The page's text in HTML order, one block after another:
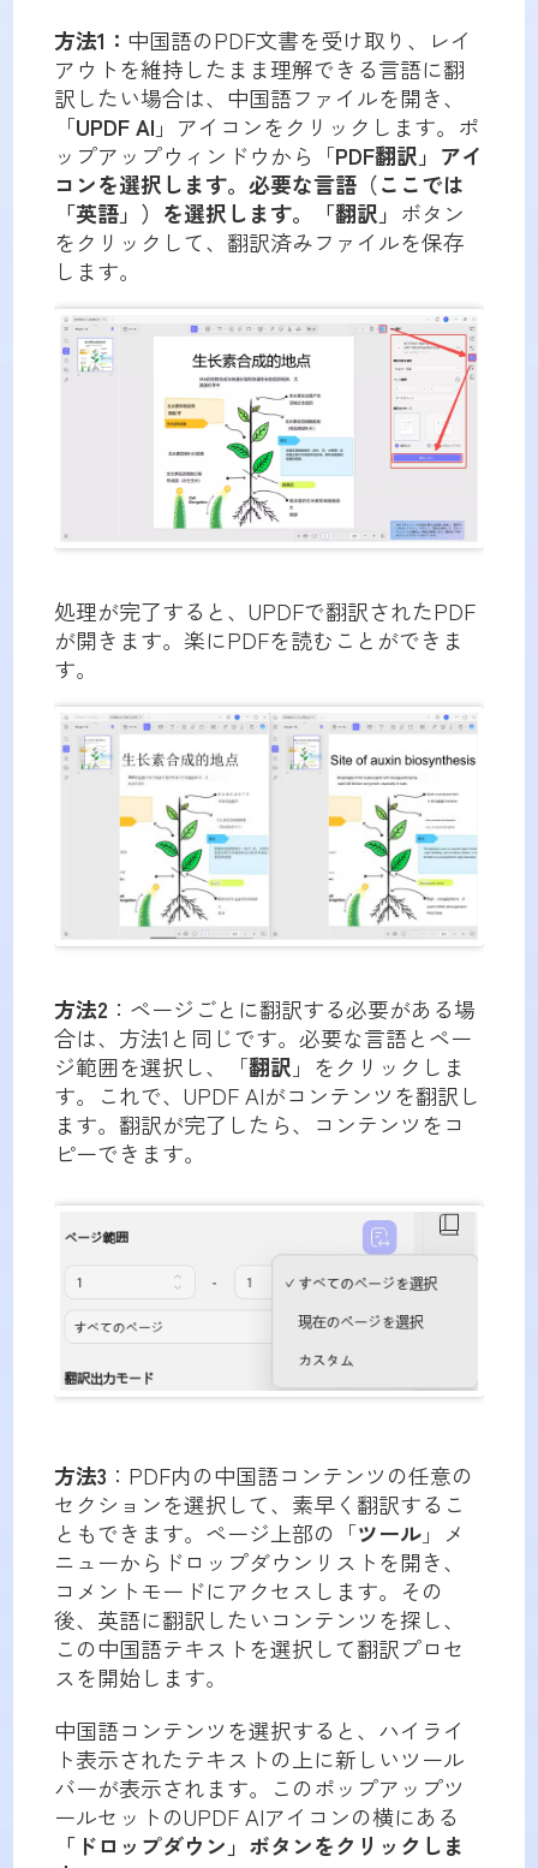
方法1： 中国語のPDF文書を受け取り、レイ
アウトを維持したまま理解できる言語に翻
訳したい場合は、中国語ファイルを開き、
「UPDF AI 」アイコンをクリックします。ポ
ップアップウィンドウから「PDF翻訳」アイ
コンを選択します。必要な言語（ここでは
「英語」）を選択します。「翻訳」 ボタン
をクリックして、翻訳済みファイルを保存
します。
処理が完了すると、UPDFで翻訳されたPDF
が開きます。楽にPDFを読むことができま
す。
方法2 ：ページごとに翻訳する必要がある場
合は、方法1と同じです。必要な言語とペー
ジ範囲を選択し、「翻訳 」をクリックしま
す。これで、UPDF AIがコンテンツを翻訳し
ます。翻訳が完了したら、コンテンツをコ
ピーできます。
方法3 ：PDF内の中国語コンテンツの任意の
セクションを選択して、素早く翻訳するこ
ともできます。ページ上部の「ツール」メ
ニューからドロップダウンリストを開き、
コメントモードにアクセスします。その
後、英語に翻訳したいコンテンツを探し、
この中国語テキストを選択して翻訳プロセ
スを開始します。
中国語コンテンツを選択すると、ハイライ
ト表示されたテキストの上に新しいツール
バーが表示されます。このポップアップツ
ールセットのUPDF AIアイコンの横にある
「ドロップダウン」ボタンをクリックしま